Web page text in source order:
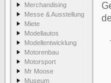
Merchandising
Messe & Ausstellung
Miete
Modellautos
Modellentwicklung
Motorenbau
Motorsport
Mr Moose
Museum